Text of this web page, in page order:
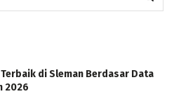
Terbaik di Sleman Berdasar Data
2026